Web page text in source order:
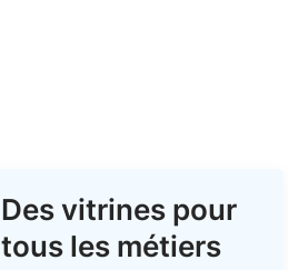
Des vitrines pour
tous les métiers